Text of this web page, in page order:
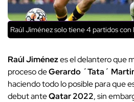
Raúl Jiménez solo tiene 4 partidos con
Raúl Jiménezes el delantero que
proceso deGerardo ´Tata´
haciendo todo lo posible para que
debut anteQatar 2022, sin